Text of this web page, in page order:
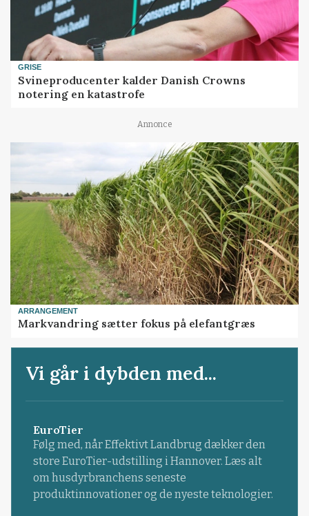
GRISE
Svineproducenter kalder Danish Crowns
notering en katastrofe
Annonce
ARRANGEMENT
Markvandring sætter fokus på elefantgræs
Vi går i dybden med...
EuroTier
Følg med, når Effektivt Landbrug dækker den
store EuroTier-udstilling i Hannover. Læs alt
om husdyrbranchens seneste
produktinnovationer og de nyeste teknologier.